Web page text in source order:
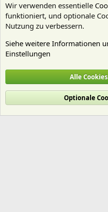
Cookies
Deutsch (Du)
Nutzungsbedingungen
R
Wir verwenden essentielle
funktioniert, und optionale
Nutzung zu verbessern.
Siehe weitere Informationen
Einstellungen
Alle
Optionale